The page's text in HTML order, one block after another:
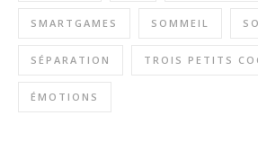
SMARTGAMES SOMMEIL
SÉPARATION TROIS PETITS
ÉMOTIONS